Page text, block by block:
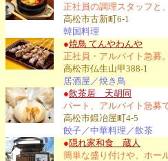
正社員の調理スタッフと
高松市古新町6-1
韓国料理
●焼鳥 てんやわんや
正社員・アルバイト急募
高松市仏生山甲388-1
居酒屋／焼き鳥
●飲茶居 天胡同
パート、アルバイト急募
高松市鍛冶屋町4-5
餃子／中華料理／飲茶
●隠れ家和食 蔵人
簡単な盛り付けや、ホー